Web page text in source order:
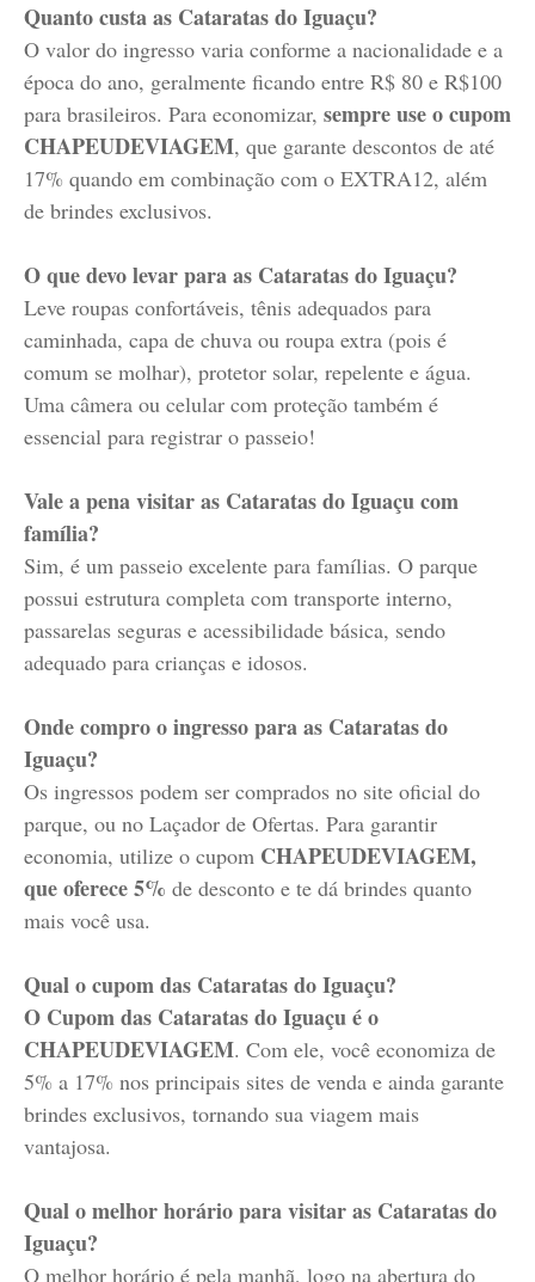
Quanto custa as Cataratas do Iguaçu?
O valor do ingresso varia conforme a nacionalidade e a
época do ano, geralmente ficando entre R$ 80 e R$100
para brasileiros. Para economizar, sempre use o cupom
CHAPEUDEVIAGEM, que garante descontos de até
17% quando em combinação com o EXTRA12, além
de brindes exclusivos.
O que devo levar para as Cataratas do Iguaçu?
Leve roupas confortáveis, tênis adequados para
caminhada, capa de chuva ou roupa extra (pois é
comum se molhar), protetor solar, repelente e água.
Uma câmera ou celular com proteção também é
essencial para registrar o passeio!
Vale a pena visitar as Cataratas do Iguaçu com
família?
Sim, é um passeio excelente para famílias. O parque
possui estrutura completa com transporte interno,
passarelas seguras e acessibilidade básica, sendo
adequado para crianças e idosos.
Onde compro o ingresso para as Cataratas do
Iguaçu?
Os ingressos podem ser comprados no site oficial do
parque, ou no Laçador de Ofertas. Para garantir
economia, utilize o cupom CHAPEUDEVIAGEM,
que oferece 5% de desconto e te dá brindes quanto
mais você usa.
Qual o cupom das Cataratas do Iguaçu?
O Cupom das Cataratas do Iguaçu é o
CHAPEUDEVIAGEM. Com ele, você economiza de
5% a 17% nos principais sites de venda e ainda garante
brindes exclusivos, tornando sua viagem mais
vantajosa.
Qual o melhor horário para visitar as Cataratas do
Iguaçu?
O melhor horário é pela manhã, logo na abertura do